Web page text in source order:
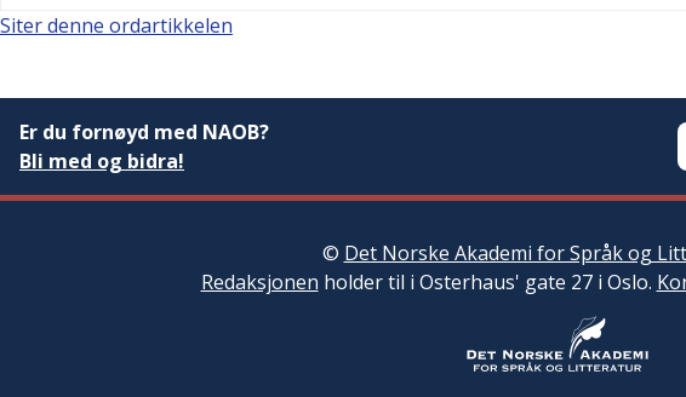
Siter denne ordartikkelen
Er du fornøyd med NAOB?
Bli med og bidra!
© Det Norske Akademi for Språk og
Redaksjonen holder til i Osterhaus' gate 27 i Oslo.